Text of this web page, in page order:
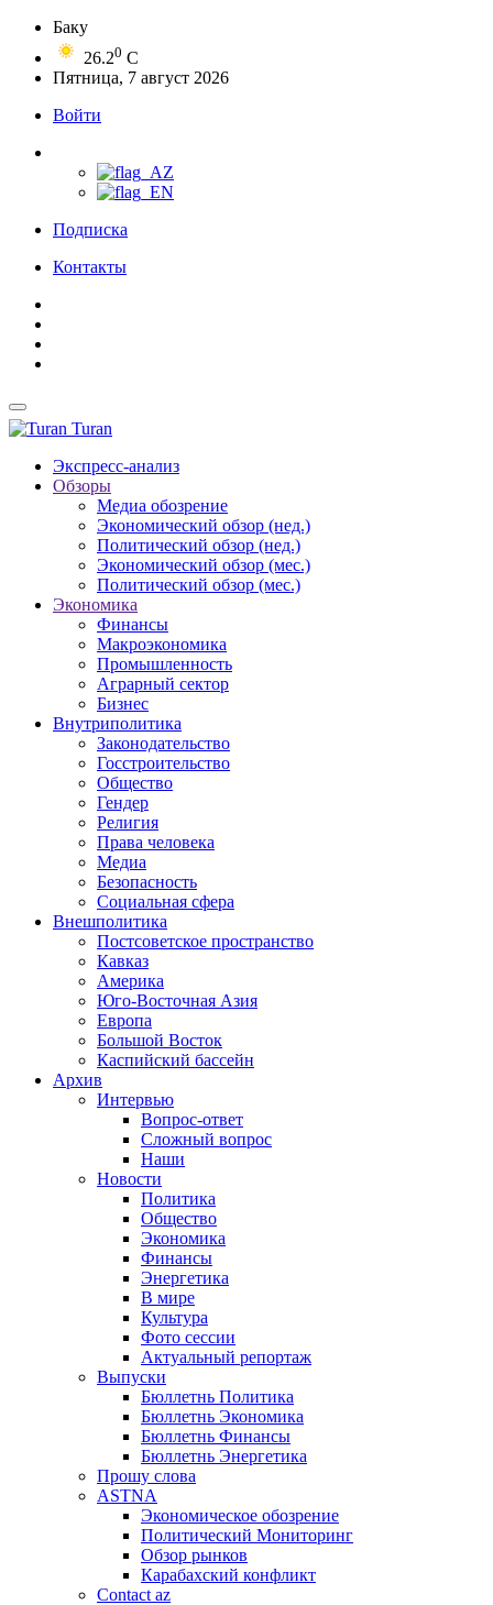
Баку
26.20 C
Пятница, 7 август 2026
Войти
Подписка
Контакты
Turan
Экспресс-анализ
Обзоры
Медиа обозрение
Экономический обзор (нед.)
Политический обзор (нед.)
Экономический обзор (мес.)
Политический обзор (мес.)
Экономика
Финансы
Макроэкономика
Промышленность
Аграрный сектор
Бизнес
Внутриполитика
Законодательство
Госстроительство
Общество
Гендер
Религия
Права человека
Медиа
Безопасность
Социальная сфера
Внешполитика
Постсоветское пространство
Кавказ
Америка
Юго-Восточная Азия
Европа
Большой Восток
Каспийский бассейн
Архив
Интервью
Вопрос-ответ
Сложный вопрос
Наши
Новости
Политика
Общество
Экономика
Финансы
Энергетика
В мире
Культура
Фото сессии
Актуальный репортаж
Выпуски
Бюллетнь Политика
Бюллетнь Экономика
Бюллетнь Финансы
Бюллетнь Энергетика
Прошу слова
ASTNA
Экономическое обозрение
Политический Мониторинг
Обзор рынков
Карабахский конфликт
Contact az